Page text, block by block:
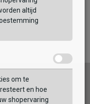
om de
Pinterest
altijd
om te
en hoe
shopervaring